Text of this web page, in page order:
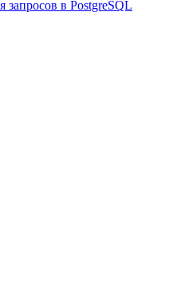
в PostgreSQL